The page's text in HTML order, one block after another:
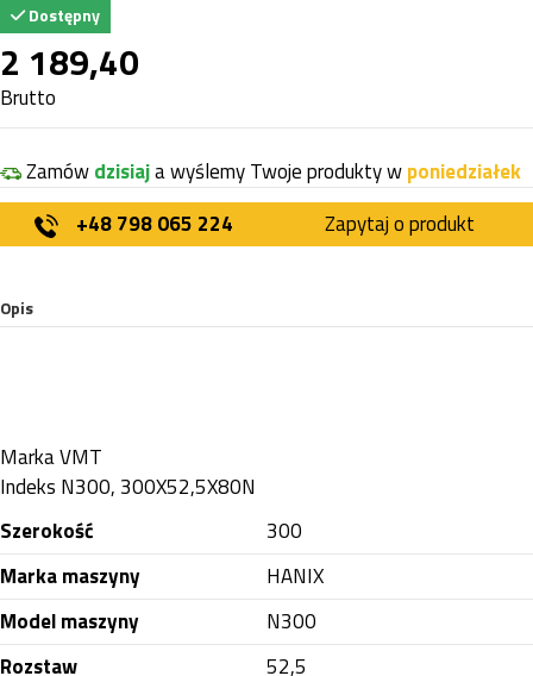
Dostępny
2 189,40
Brutto
Zamówdzisiaja wyślemy Twoje produkty wponiedziałek
+48 798 065 224
Zapytaj o produkt
Opis
MarkaVMT
Indeks N300, 300X52,5X80N
Szerokość
300
Marka maszyny
HANIX
Model maszyny
N300
Rozstaw
52,5